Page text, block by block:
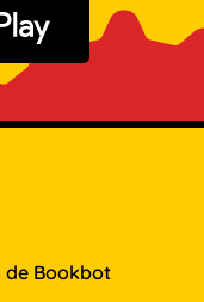
en Google Play
de Bookbot